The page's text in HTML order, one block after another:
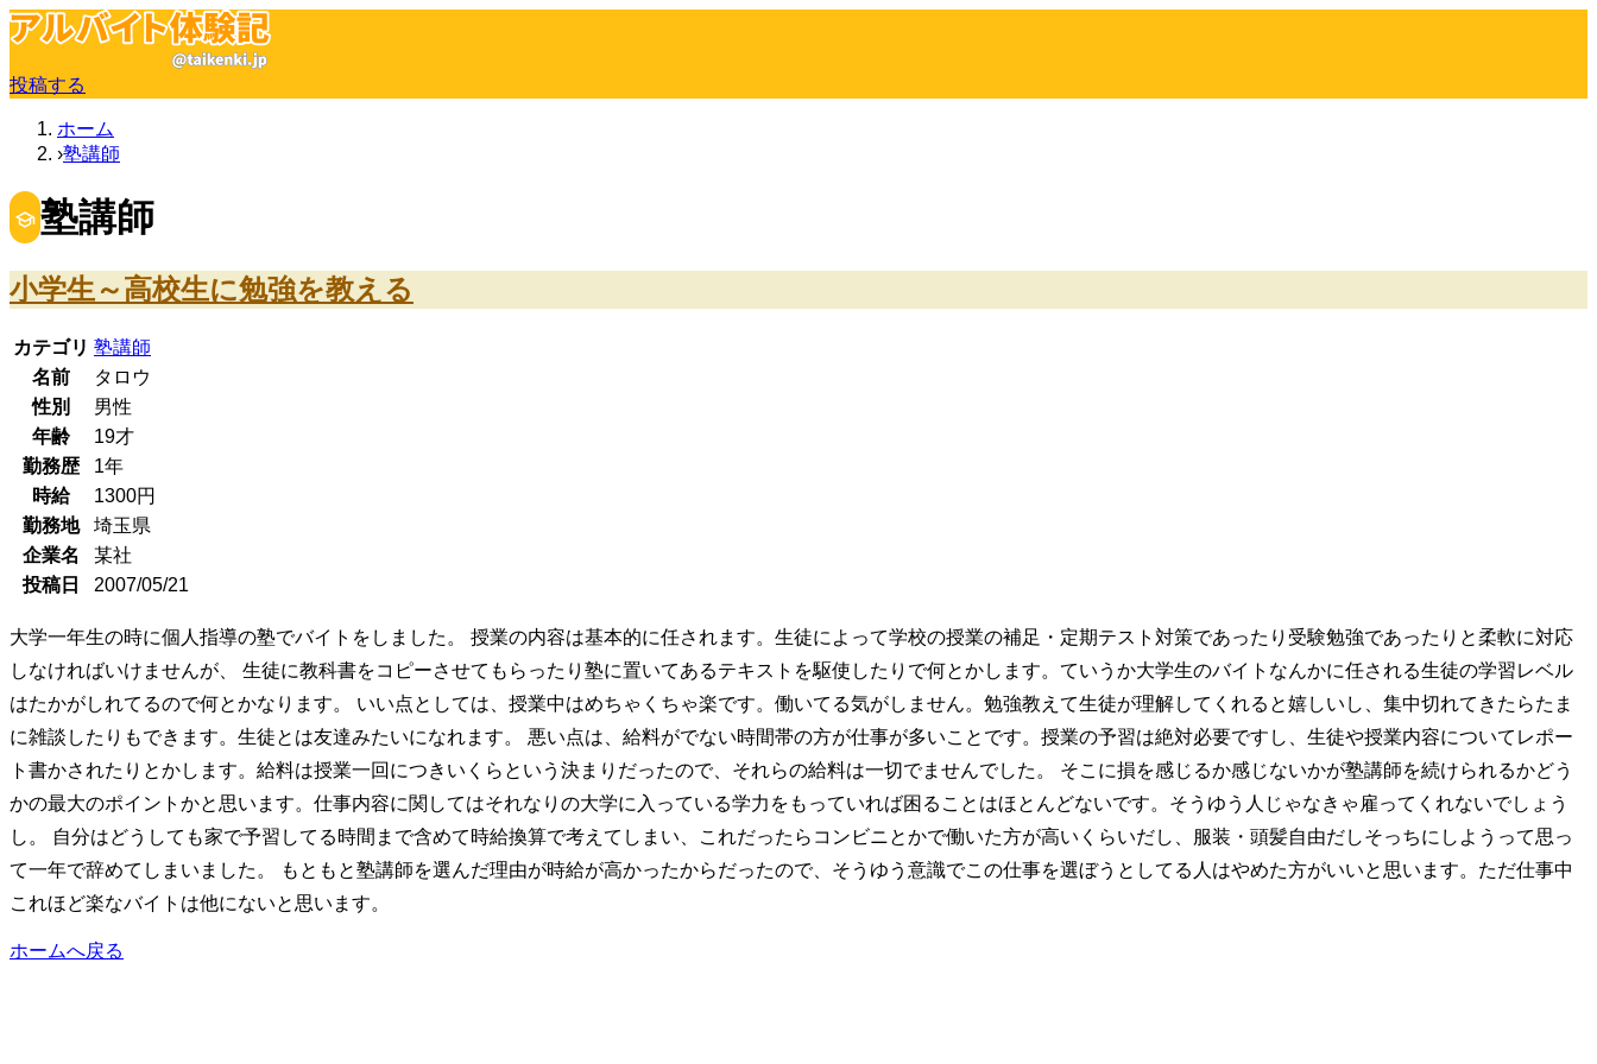
投稿する
ホーム
塾講師
塾講師
小学生～高校生に勉強を教える
カテゴリ 塾講師
名前
タロウ
性別
男性
年齢
19才
勤務歴
1年
時給
1300円
勤務地
埼玉県
企業名
某社
投稿日
2007/05/21
大学一年生の時に個人指導の塾でバイトをしました。 授業の内容は基本的に任されます。生徒によって学校の授業の補足・定期テスト対策であったり受験勉強であったりと柔軟に対応
しなければいけませんが、 生徒に教科書をコピーさせてもらったり塾に置いてあるテキストを駆使したりで何とかします。ていうか大学生のバイトなんかに任される生徒の学習レベル
はたかがしれてるので何とかなります。 いい点としては、授業中はめちゃくちゃ楽です。働いてる気がしません。勉強教えて生徒が理解してくれると嬉しいし、集中切れてきたらたま
に雑談したりもできます。生徒とは友達みたいになれます。 悪い点は、給料がでない時間帯の方が仕事が多いことです。授業の予習は絶対必要ですし、生徒や授業内容についてレポー
ト書かされたりとかします。給料は授業一回につきいくらという決まりだったので、それらの給料は一切でませんでした。 そこに損を感じるか感じないかが塾講師を続けられるかどう
かの最大のポイントかと思います。仕事内容に関してはそれなりの大学に入っている学力をもっていれば困ることはほとんどないです。そうゆう人じゃなきゃ雇ってくれないでしょう
し。 自分はどうしても家で予習してる時間まで含めて時給換算で考えてしまい、これだったらコンビニとかで働いた方が高いくらいだし、服装・頭髪自由だしそっちにしようって思っ
て一年で辞めてしまいました。 もともと塾講師を選んだ理由が時給が高かったからだったので、そうゆう意識でこの仕事を選ぼうとしてる人はやめた方がいいと思います。ただ仕事中
これほど楽なバイトは他にないと思います。
ホームへ戻る